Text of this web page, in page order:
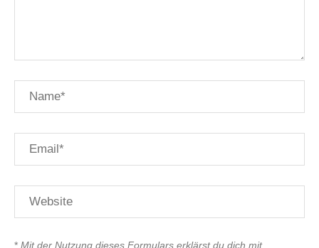
* Mit der Nutzung dieses Formulars erklärst du dich mit